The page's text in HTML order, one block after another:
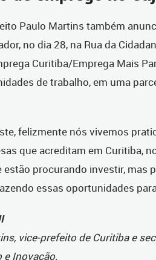
Paulo Martins também
no dia 28, na Rua da
Curitiba/Emprega Mais
de trabalho, em uma
felizmente nós vivemos
que acreditam em Curitiba,
estão procurando investir, mas
essas oportunidades
vice-prefeito de Curitiba e
e Inovação.